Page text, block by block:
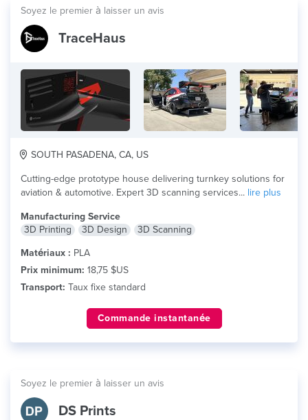
Soyez le premier à laisser un avis
TraceHaus
SOUTH PASADENA, CA, US
Cutting-edge prototype house delivering turnkey solutions for
aviation & automotive. Expert 3D scanning services... lire plus
Manufacturing Service
3D Printing
3D Design
3D Scanning
Matériaux : PLA
Prix minimum: 18,75 $US
Transport: Taux fixe standard
Commande instantanée
Soyez le premier à laisser un avis
DS Prints